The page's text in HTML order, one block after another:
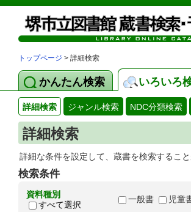
トップページ > 詳細検索
かんたん検索 いろいろ
詳細検索 ジャンル検索 NDC分類検索
詳細検索
詳細な条件を設定して、蔵書を検索すること
検索条件
資料種別
すべて選択
一般書 児童